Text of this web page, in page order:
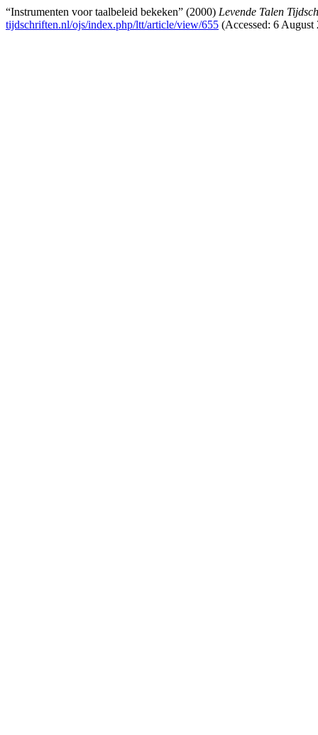
“Instrumenten voor taalbeleid bekeken” (2000) Levende Talen
tijdschriften.nl/ojs/index.php/ltt/article/view/655 (Accessed: 6 August